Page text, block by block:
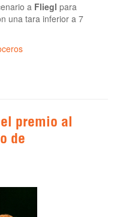
a Fliegl para
una tara inferior a 7
premio al
de